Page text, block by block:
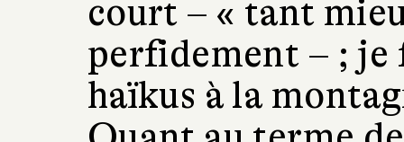
court – « tant
perfidement – ;
haïkus à la